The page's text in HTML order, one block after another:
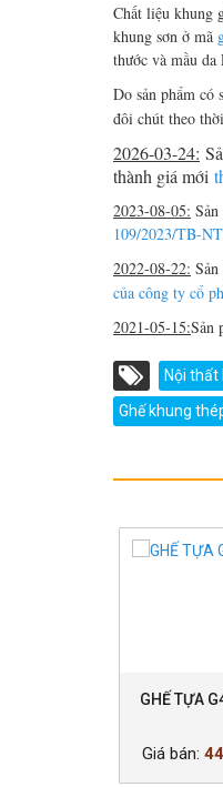
Chất liệu khung
khung sơn ở mã
thước và mầu
Do sản phẩm
đôi chút theo
2026-03-24:
thành giá mới
2023-08-05:
109/2023/TB-
2022-08-22:
của công ty cổ
2021-05-15:Sản
Nội
Ghế khung
GHẾ TỰA
Giá bán: